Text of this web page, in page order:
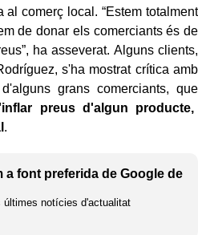
comerç local. “Estem totalment
de donar els comerciants és de
ha asseverat. Alguns clients,
s'ha mostrat crítica amb
grans comerciants, que
preus d'algun producte,
.
a font preferida de Google de
últimes notícies d'actualitat